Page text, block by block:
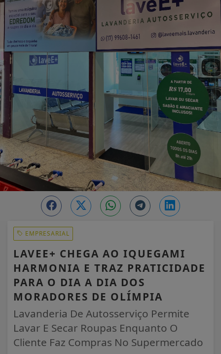
EMPRESARIAL
LAVEE+ CHEGA AO IQUEGAMI
HARMONIA E TRAZ PRATICIDADE
PARA O DIA A DIA DOS
MORADORES DE OLÍMPIA
Lavanderia De Autosserviço Permite
Lavar E Secar Roupas Enquanto O
Cliente Faz Compras No Supermercado